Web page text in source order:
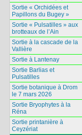
Sortie « Orchidées et
Papillons du Bugey »
Sortie « Pulsatilles » aux
brotteaux de l’Ain
Sortie à la cascade de la
Vallière
Sortie à Lantenay
Sortie Barlias et
Pulsatilles
Sortie botanique à Drom
le 7 mars 2026
Sortie Bryophytes à la
Réna
Sortie printanière à
Ceyzériat